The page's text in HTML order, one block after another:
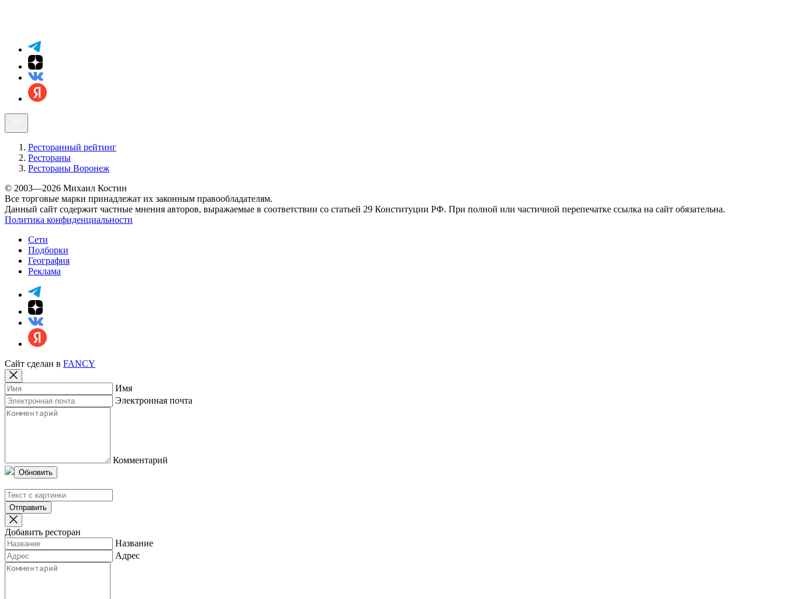
Ресторанный рейтинг
Рестораны
Рестораны Воронеж
© 2003—2026 Михаил Костин
Все торговые марки принадлежат их законным правообладателям.
Данный сайт содержит частные мнения авторов, выражаемые в соответствии со статьей 29 Конституции РФ. При полной или частичной перепечатке ссылка на сайт обязательна.
Политика конфиденциальности
Сети
Подборки
География
Реклама
Сайт сделан в FANCY
Имя
Электронная почта
Комментарий
Обновить
Отправить
Добавить ресторан
Название
Адрес